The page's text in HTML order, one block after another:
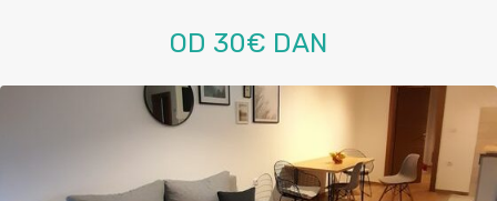
OD 30€ DAN